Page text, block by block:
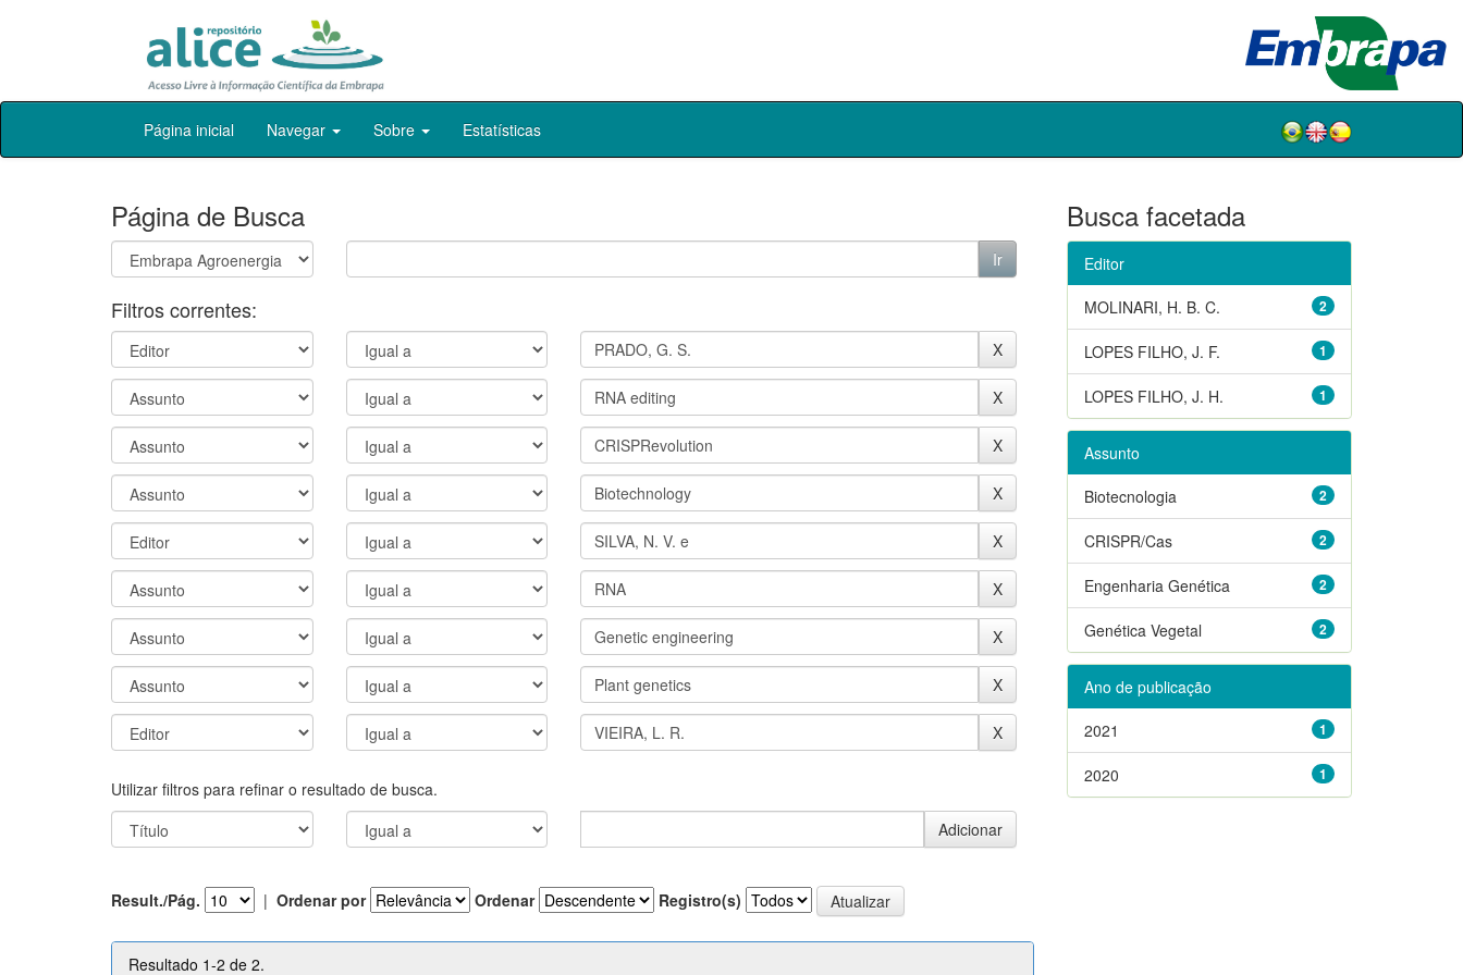
Skip
Página inicial Navegar Sobre Estatísticas
Página de Busca
Filtros correntes:
Utilizar filtros para refinar o resultado de busca.
Result./Pág. | Ordenar por Ordenar Registro(s)
Resultado 1-2 de 2.
Busca facetada
Editor
2
MOLINARI, H. B. C.
1
LOPES FILHO, J. F.
1
LOPES FILHO, J. H.
Assunto
2
Biotecnologia
2
CRISPR/Cas
2
Engenharia Genética
2
Genética Vegetal
Ano de publicação
1
2021
1
2020